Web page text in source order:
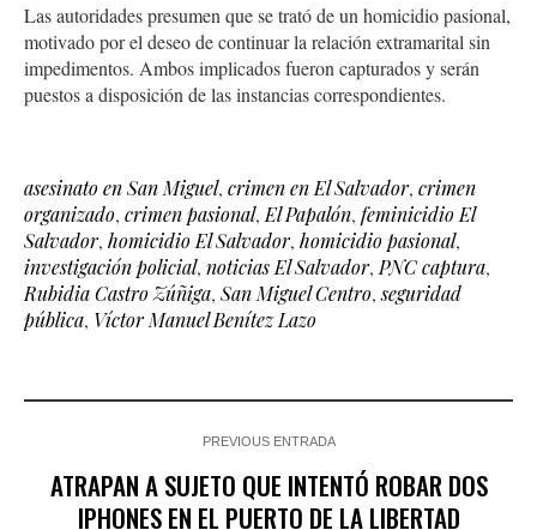
Las autoridades presumen que se trató de un homicidio pasional,
motivado por el deseo de continuar la relación extramarital sin
impedimentos. Ambos implicados fueron capturados y serán
puestos a disposición de las instancias correspondientes.
asesinato en San Miguel, crimen en El Salvador, crimen
organizado, crimen pasional, El Papalón, feminicidio El
Salvador, homicidio El Salvador, homicidio pasional,
investigación policial, noticias El Salvador, PNC captura,
Rubidia Castro Zúñiga, San Miguel Centro,seguridad
pública, Víctor Manuel Benítez Lazo
PREVIOUS ENTRADA
ATRAPAN A SUJETO QUE INTENTÓ ROBAR DOS
IPHONES EN EL PUERTO DE LA LIBERTAD